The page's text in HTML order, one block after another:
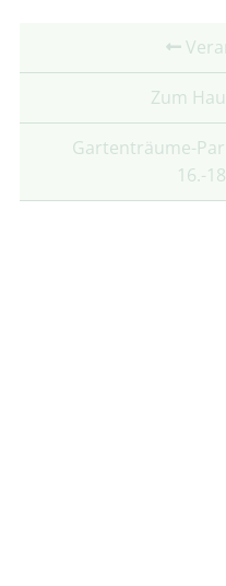
Zum
Gartenträume-
16.-